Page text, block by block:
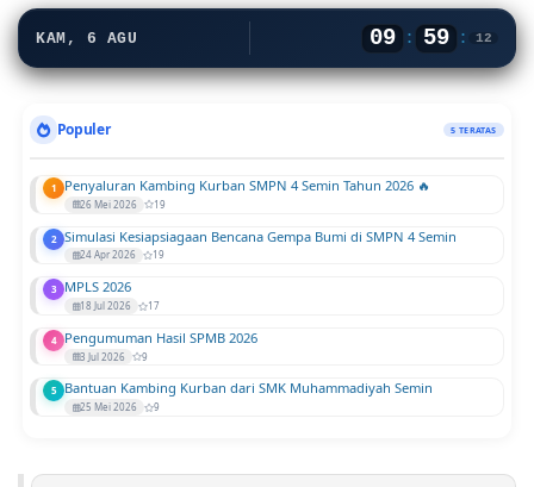
KAM, 6 AGU 09 : 59 : 13
Populer 5 TERATAS
1 Penyaluran Kambing Kurban SMPN 4 Semin Tahun 2026 🔥
26 Mei 2026 19
2 Simulasi Kesiapsiagaan Bencana Gempa Bumi di SMPN 4 Semin
24 Apr 2026 19
3 MPLS 2026
18 Jul 2026 17
4 Pengumuman Hasil SPMB 2026
3 Jul 2026 9
5 Bantuan Kambing Kurban dari SMK Muhammadiyah Semin
25 Mei 2026 9